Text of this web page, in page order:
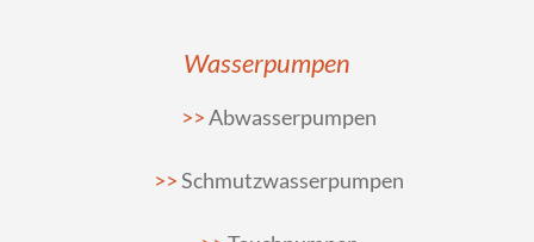
Wasserpumpen
Abwasserpumpen
Schmutzwasserpumpen